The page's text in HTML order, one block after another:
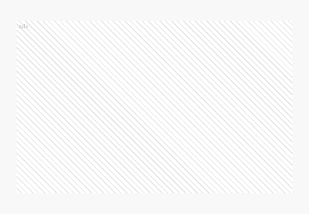
Ads